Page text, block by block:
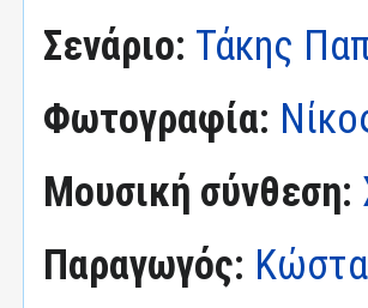
Σενάριο: Τάκης
Φωτογραφία:
Μουσική σύνθεση:
Παραγωγός: